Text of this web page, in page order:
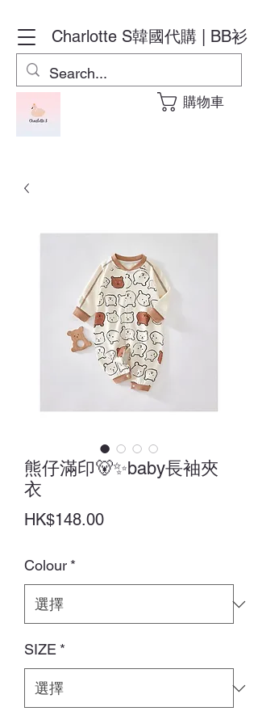
Charlotte S韓國代購 | BB衫
購物車
熊仔滿印🐻✨baby長袖夾
衣
HK$148.00價
Colour *
SIZE *